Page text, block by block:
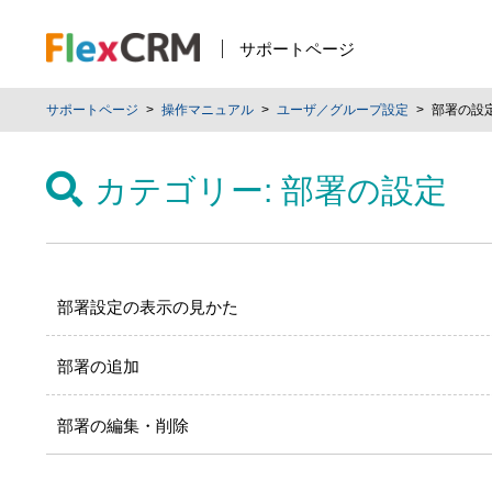
サポートページ
サポートページ 操作マニュアル ユーザ／グループ設定 部署の設
カテゴリー: 部署の設定
部署設定の表示の見かた
部署の追加
部署の編集・削除